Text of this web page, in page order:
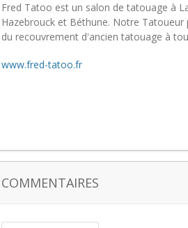
Fred Tatoo est un salon de tatouage à
Hazebrouck et Béthune. Notre
du recouvrement d'ancien tatouage à
www.fred-tatoo.fr
COMMENTAIRES